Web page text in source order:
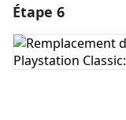
Ajouter un
Étape 6